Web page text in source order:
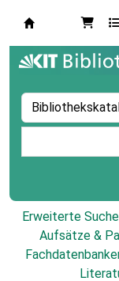
Erweiterte Suche
Aufsätze &